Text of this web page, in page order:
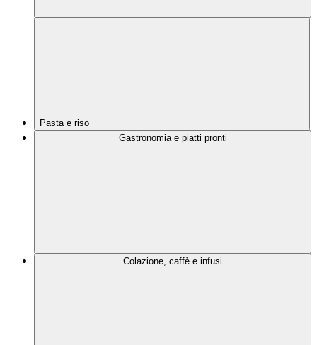
Pasta e riso
Gastronomia e piatti pronti
Colazione, caffè e infusi